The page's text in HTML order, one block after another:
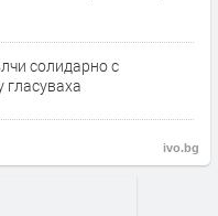
солидарно с
гласуваха
ivo.bg